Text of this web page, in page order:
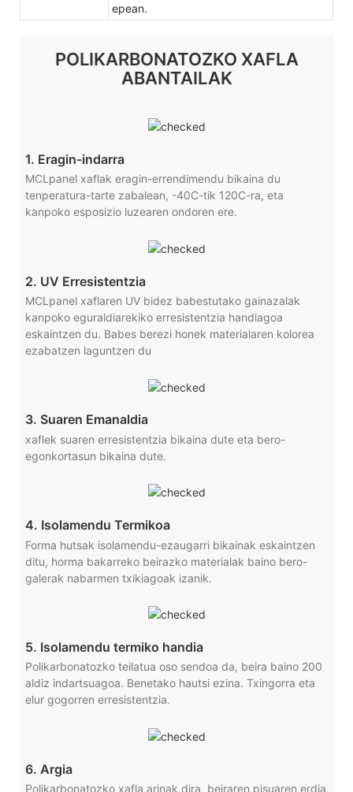
epean.
POLIKARBONATOZKO XAFLA
ABANTAILAK
1. Eragin-indarra
MCLpanel xaflak eragin-errendimendu bikaina du
tenperatura-tarte zabalean, -40C-tik 120C-ra, eta
kanpoko esposizio luzearen ondoren ere.
2. UV Erresistentzia
MCLpanel xaflaren UV bidez babestutako gainazalak
kanpoko eguraldiarekiko erresistentzia handiagoa
eskaintzen du. Babes berezi honek materialaren kolorea
ezabatzen laguntzen du
3. Suaren Emanaldia
xaflek suaren erresistentzia bikaina dute eta bero-
egonkortasun bikaina dute.
4. Isolamendu Termikoa
Forma hutsak isolamendu-ezaugarri bikainak eskaintzen
ditu, horma bakarreko beirazko materialak baino bero-
galerak nabarmen txikiagoak izanik.
5. Isolamendu termiko handia
Polikarbonatozko teilatua oso sendoa da, beira baino 200
aldiz indartsuagoa. Benetako hautsi ezina. Txingorra eta
elur gogorren erresistentzia.
6. Argia
Polikarbonatozko xafla arinak dira, beiraren pisuaren erdia